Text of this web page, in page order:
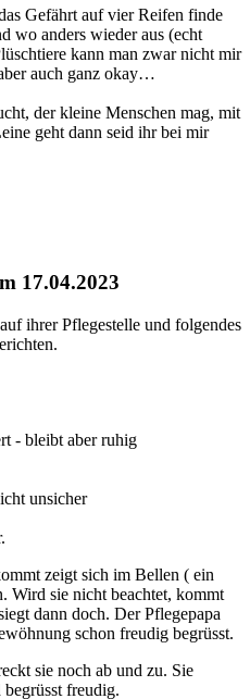
Gefährt auf vier Reifen finde
wo anders wieder aus (echt
kann man zwar nicht mir
auch ganz okay…
der kleine Menschen mag, mit
geht dann seid ihr bei mir
17.04.2023
ihrer Pflegestelle und folgendes
- bleibt aber ruhig
unsicher
zeigt sich im Bellen ( ein
Wird sie nicht beachtet, kommt
dann doch. Der Pflegepapa
schon freudig begrüsst.
sie noch ab und zu. Sie
freudig.